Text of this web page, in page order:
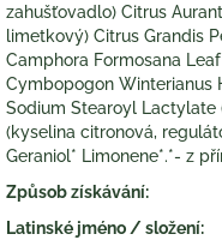
zahušťovadlo) Citrus
limetkový) Citrus Grandis
Camphora Formosana
Cymbopogon Winterianus
Sodium Stearoyl Lactylate
(kyselina citronová,
Geraniol* Limonene*.*- z
Způsob získávání:
Latinské jméno / složení: